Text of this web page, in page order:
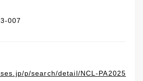
007
p/search/detail/NCL-PA2025